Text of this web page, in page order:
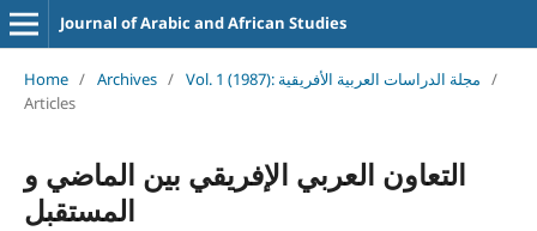
Journal of Arabic and African Studies
Home / Archives / Vol. 1 (1987): مجلة الدراسات العربية الأفريقية /
Articles
التعاون العربي الإفريقي بين الماضي و
المستقبل